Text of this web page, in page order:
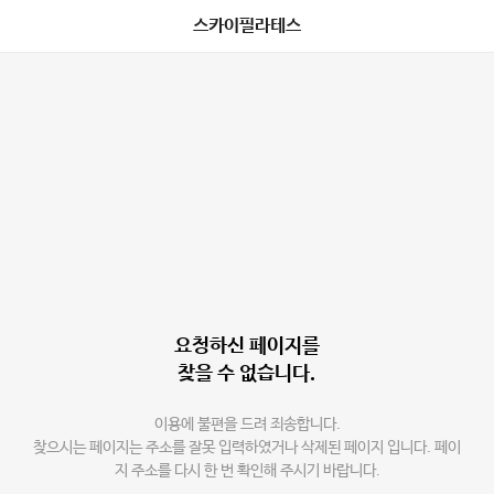
스카이필라테스
요청하신 페이지를
찾을 수 없습니다.
이용에 불편을 드려 죄송합니다.
찾으시는 페이지는 주소를 잘못 입력하였거나 삭제된 페이지 입니다. 페이
지 주소를 다시 한 번 확인해 주시기 바랍니다.